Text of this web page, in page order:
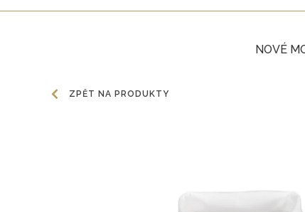
NOVÉ
ZPĚT NA PRODUKTY